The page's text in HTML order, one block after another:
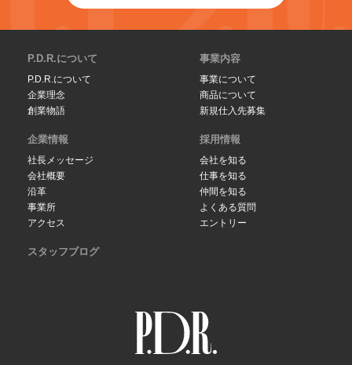
P.D.R.について
P.D.R.について
企業理念
創業物語
事業内容
事業について
商品について
新規仕入先募集
企業情報
社長メッセージ
会社概要
沿革
事業所
アクセス
採用情報
会社を知る
仕事を知る
仲間を知る
よくある質問
エントリー
スタッフブログ